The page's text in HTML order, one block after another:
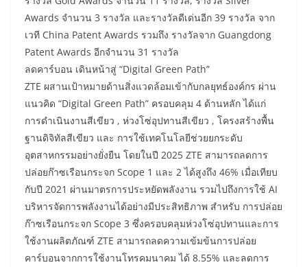
Awards จำนวน 3 รางวัล และรางวัลดีเด่นอีก 39 รางวัล จาก
เวที China Patent Awards รวมถึง รางวัลจาก Guangdong
Patent Awards อีกจำนวน 31 รางวัล
ลดคาร์บอน เดินหน้าสู่ “Digital Green Path”
ZTE ผสานเป้าหมายด้านสิ่งแวดล้อมเข้ากับกลยุทธ์องค์กร ผ่าน
แนวคิด “Digital Green Path” ครอบคลุม 4 ด้านหลัก ได้แก่
การดำเนินงานสีเขียว , ห่วงโซ่อุปทานสีเขียว , โครงสร้างพื้น
ฐานดิจิทัลสีเขียว และ การใช้เทคโนโลยีช่วยยกระดับ
อุตสาหกรรมอย่างยั่งยืน โดยในปี 2025 ZTE สามารถลดการ
ปล่อยก๊าซเรือนกระจก Scope 1 และ 2 ได้สูงถึง 46% เมื่อเทียบ
กับปี 2021 ผ่านมาตรการประหยัดพลังงาน รวมไปถึงการใช้ AI
บริหารจัดการพลังงานได้อย่างมีประสิทธิภาพ สำหรับ การปล่อย
ก๊าซเรือนกระจก Scope 3 ซึ่งครอบคลุมห่วงโซ่อุปทานและการ
ใช้งานผลิตภัณฑ์ ZTE สามารถลดความเข้มข้นการปล่อย
คาร์บอนจากการใช้งานโทรคมนาคม ได้ 8.55% และลดการ